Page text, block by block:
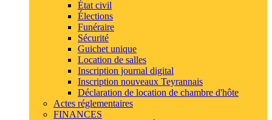
État civil
Élections
Funéraire
Sécurité
Guichet unique
Location de salles
Inscription journal digital
Inscription nouveaux Teyrannais
Déclaration de location de chambre d'hôte
Actes réglementaires
FINANCES